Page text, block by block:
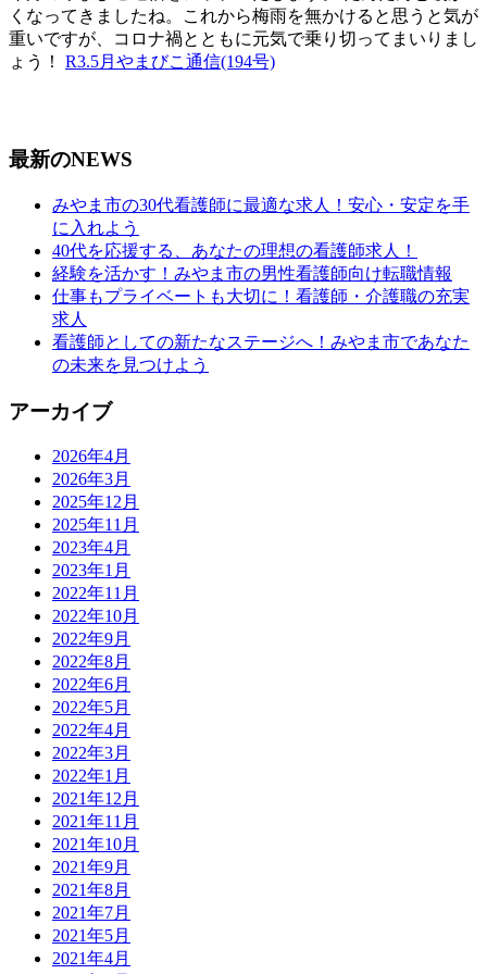
くなってきましたね。これから梅雨を無かけると思うと気が
重いですが、コロナ禍とともに元気で乗り切ってまいりまし
ょう！ R3.5月やまびこ通信(194号)
最新のNEWS
みやま市の30代看護師に最適な求人！安心・安定を手
に入れよう
40代を応援する、あなたの理想の看護師求人！
経験を活かす！みやま市の男性看護師向け転職情報
仕事もプライベートも大切に！看護師・介護職の充実
求人
看護師としての新たなステージへ！みやま市であなた
の未来を見つけよう
アーカイブ
2026年4月
2026年3月
2025年12月
2025年11月
2023年4月
2023年1月
2022年11月
2022年10月
2022年9月
2022年8月
2022年6月
2022年5月
2022年4月
2022年3月
2022年1月
2021年12月
2021年11月
2021年10月
2021年9月
2021年8月
2021年7月
2021年5月
2021年4月